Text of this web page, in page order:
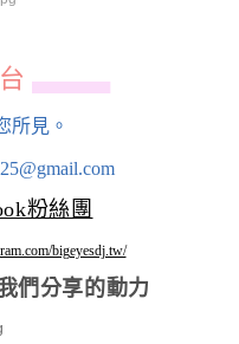
▄▄▄▄▄▄
所見。
粉絲團
bigeyesdj.tw/
們分享的動力